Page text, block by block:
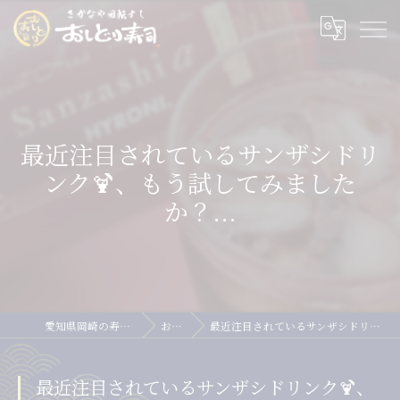
最近注目されているサンザシドリ
ンク🍹、もう試してみました
か？...
愛知県岡崎の寿司ならおしどり寿司 お知らせ 最近注目されているサンザシドリンク🍹、もう試してみましたか？...
最近注目されているサンザシドリンク🍹、